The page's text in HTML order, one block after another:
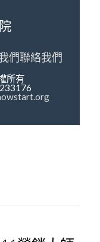
們聯絡我們
所有